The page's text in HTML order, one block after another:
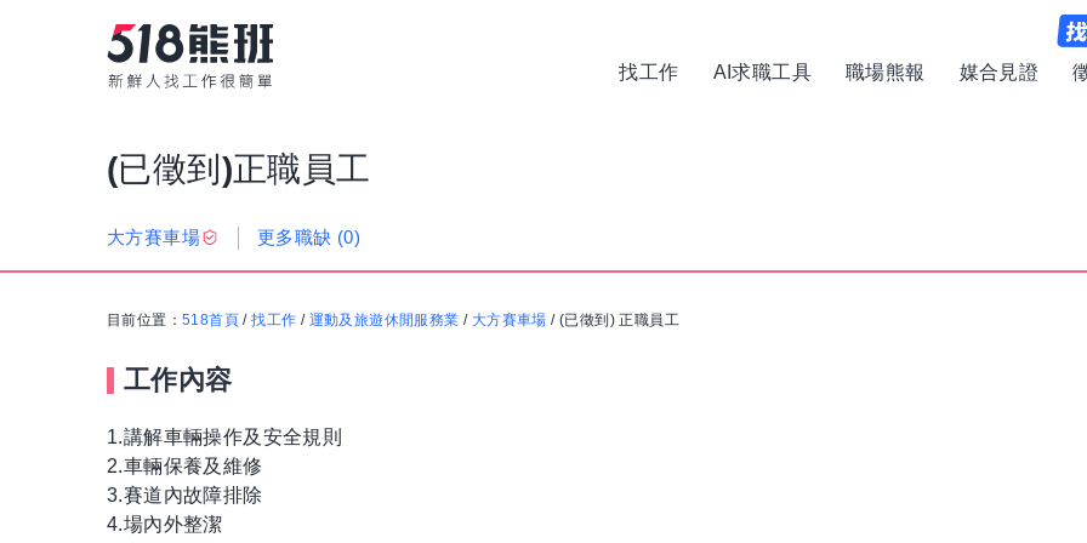
找工作 AI求職工具 職場熊報 媒合見證
(已徵到)正職員工
大方賽車場 更多職缺 (0)
目前位置： 518首頁 /找工作 / 運動及旅遊休閒服務業 / 大方賽車場 /(已徵到) 正職員工
工作內容
1.講解車輛操作及安全規則
2.車輛保養及維修
3.賽道內故障排除
4.場內外整潔